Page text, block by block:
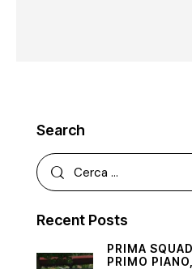
Search
Recent Posts
PRIMA
PRIMO PIANO,